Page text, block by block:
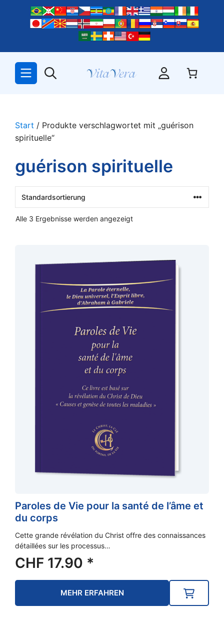
springen
Start / Produkte verschlagwortet mit „guérison
spirituelle“
guérison spirituelle
Alle 3 Ergebnisse werden angezeigt
Paroles de Vie pour la santé de l’âme et
du corps
Cette grande révélation du Christ offre des connaissances
détaillées sur les processus…
CHF 17.90 *
MEHR ERFAHREN